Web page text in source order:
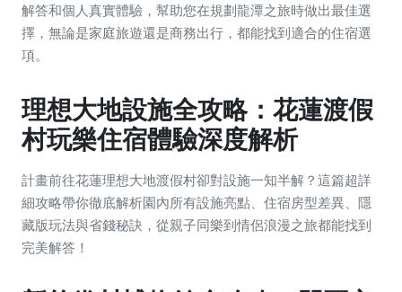
解答和個人真實體驗，幫助您在規劃龍潭之旅時做出最佳選
擇，無論是家庭旅遊還是商務出行，都能找到適合的住宿選
項。
理想大地設施全攻略：花蓮渡假
村玩樂住宿體驗深度解析
計畫前往花蓮理想大地渡假村卻對設施一知半解？這篇超詳
細攻略帶你徹底解析園內所有設施亮點、住宿房型差異、隱
藏版玩法與省錢秘訣，從親子同樂到情侶浪漫之旅都能找到
完美解答！